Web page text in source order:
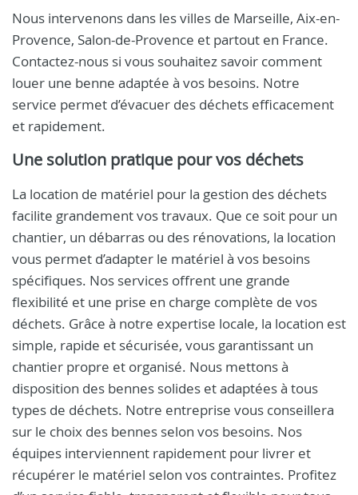
Nous intervenons dans les villes de Marseille, Aix-en-
Provence, Salon-de-Provence et partout en France.
Contactez-nous si vous souhaitez savoir comment
louer une benne adaptée à vos besoins. Notre
service permet d’évacuer des déchets efficacement
et rapidement.
Une solution pratique pour vos déchets
La location de matériel pour la gestion des déchets
facilite grandement vos travaux. Que ce soit pour un
chantier, un débarras ou des rénovations, la location
vous permet d’adapter le matériel à vos besoins
spécifiques. Nos services offrent une grande
flexibilité et une prise en charge complète de vos
déchets. Grâce à notre expertise locale, la location est
simple, rapide et sécurisée, vous garantissant un
chantier propre et organisé. Nous mettons à
disposition des bennes solides et adaptées à tous
types de déchets. Notre entreprise vous conseillera
sur le choix des bennes selon vos besoins. Nos
équipes interviennent rapidement pour livrer et
récupérer le matériel selon vos contraintes. Profitez